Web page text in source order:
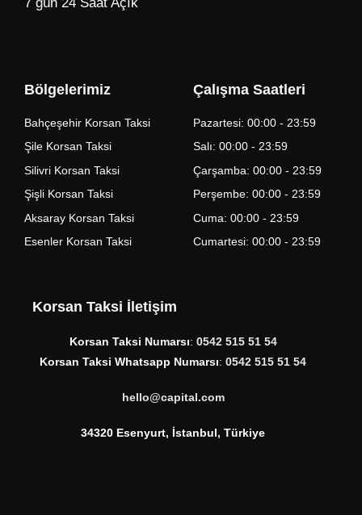
Bölgelerimiz
Bahçeşehir Korsan Taksi
Şile Korsan Taksi
Silivri Korsan Taksi
Şişli Korsan Taksi
Aksaray Korsan Taksi
Esenler Korsan Taksi
Çalışma Saatleri
Pazartesi: 00:00 - 23:59
Salı: 00:00 - 23:59
Çarşamba: 00:00 - 23:59
Perşembe: 00:00 - 23:59
Cuma: 00:00 - 23:59
Cumartesi: 00:00 - 23:59
Korsan Taksi İletişim
Korsan Taksi Numarsı: 0542 515 51 54
Korsan Taksi Whatsapp Numarsı: 0542 515 51 54
hello@capital.com
34320 Esenyurt, İstanbul, Türkiye